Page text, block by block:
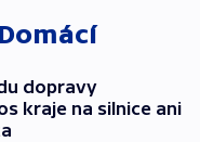
Domácí
dopravy
kraje na silnice ani